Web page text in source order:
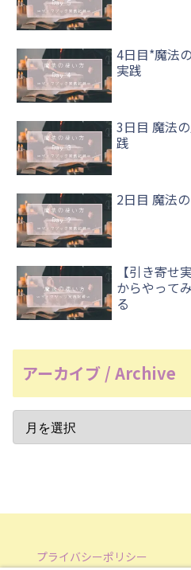
4日目*魔法
実践
3日目 魔法
践
2日目 魔法
【引き寄せ
からやって
る
アーカイブ / Archive
プライバシーポリシー